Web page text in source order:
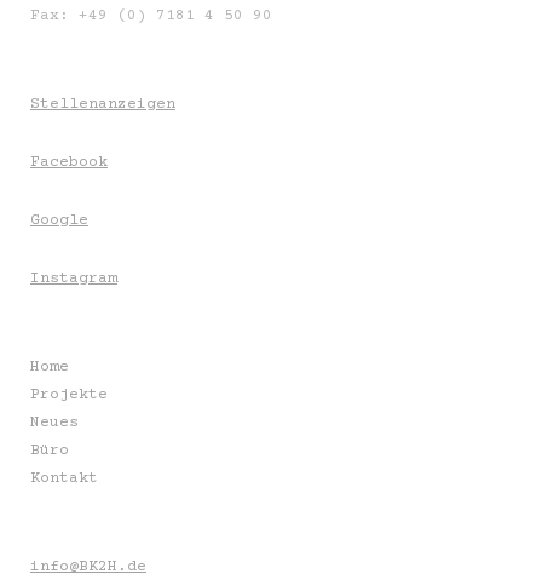
Fax: +49 (0) 7181 4 50 90
Stellenanzeigen
Facebook
Google
Instagram
Home
Projekte
Neues
Büro
Kontakt
info@BK2H.de